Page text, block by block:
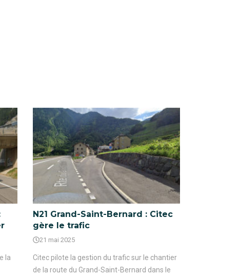
la
N21 Grand-Saint-Bernard : Citec
gère le trafic
21 mai 2025
Citec pilote la gestion du trafic sur le chantier
de la route du Grand-Saint-Bernard dans le